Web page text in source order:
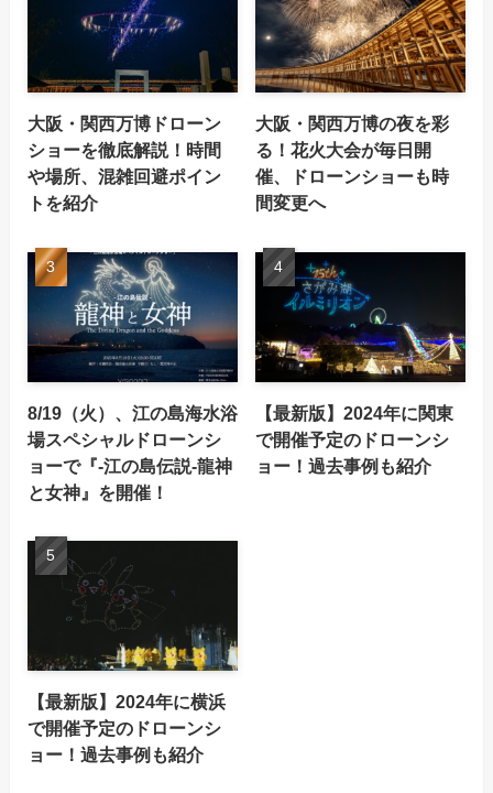
大阪・関西万博ドローン
ショーを徹底解説！時間
や場所、混雑回避ポイン
トを紹介
大阪・関西万博の夜を彩
る！花火大会が毎日開
催、ドローンショーも時
間変更へ
8/19（火）、江の島海水浴
場スペシャルドローンシ
ョーで『-江の島伝説-龍神
と女神』を開催！
【最新版】2024年に関東
で開催予定のドローンシ
ョー！過去事例も紹介
【最新版】2024年に横浜
で開催予定のドローンシ
ョー！過去事例も紹介